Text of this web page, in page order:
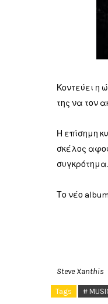
Κοντεύει η
της να τον
Η επίσημη
σκέλος
συγκρότημα.
Το νέο
Steve Xanthis
Tags #